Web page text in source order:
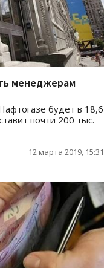
менеджерам
будет в 18,6
почти 200 тыс.
12 марта 2019, 15:31